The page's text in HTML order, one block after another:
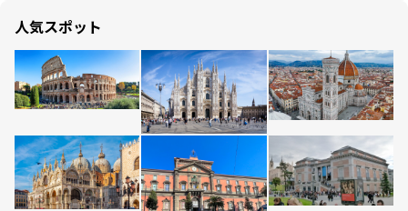
人気スポット